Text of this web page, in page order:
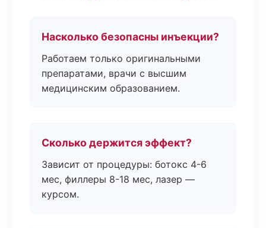
Насколько безопасны инъекции?
Работаем только оригинальными
препаратами, врачи с высшим
медицинским образованием.
Сколько держится эффект?
Зависит от процедуры: ботокс 4-6
мес, филлеры 8-18 мес, лазер —
курсом.